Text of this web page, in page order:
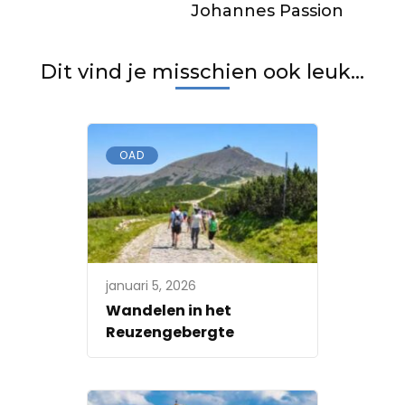
Johannes Passion
Dit vind je misschien ook leuk...
OAD
januari 5, 2026
Wandelen in het
Reuzengebergte